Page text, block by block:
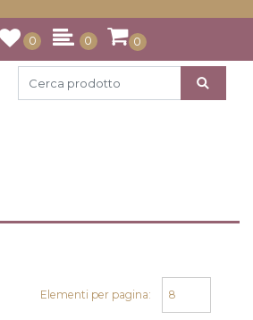
0 0 0
Elementi per pagina: